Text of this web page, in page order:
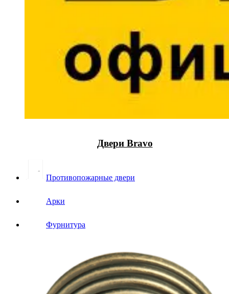
Двери Bravo
Противопожарные двери
Арки
Фурнитура